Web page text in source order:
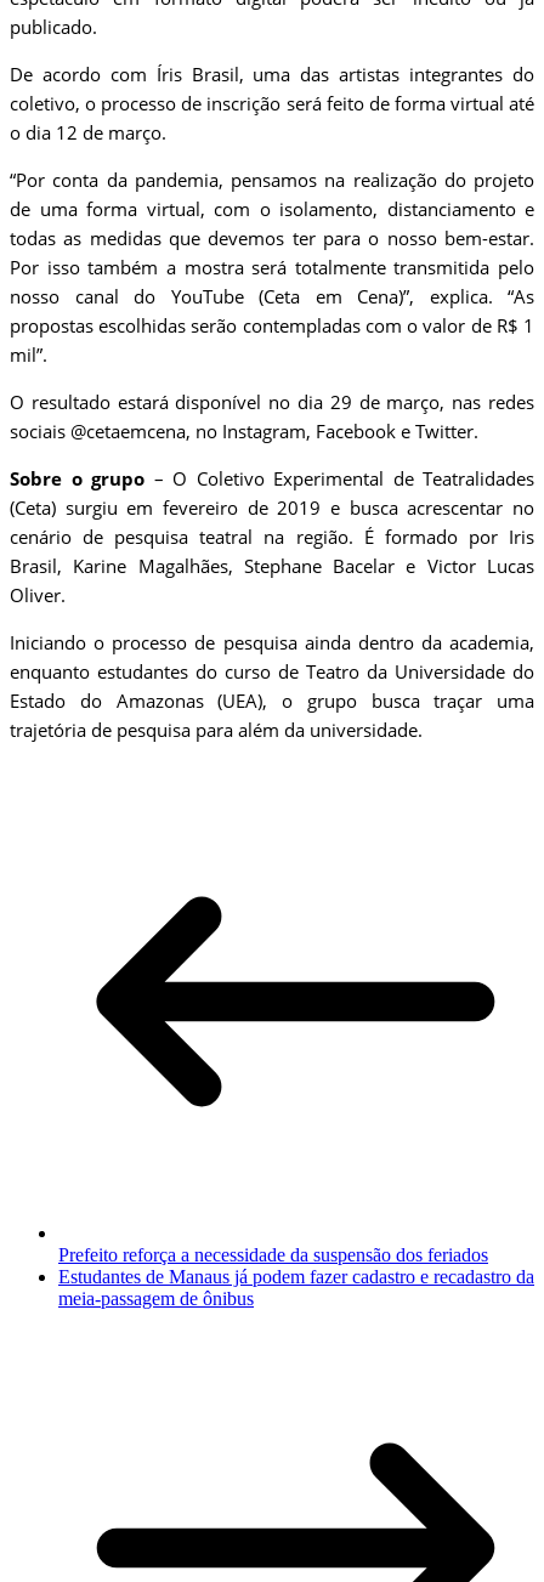
publicado.
De acordo com Íris Brasil, uma das artistas integrantes do
coletivo, o processo de inscrição será feito de forma virtual até
o dia 12 de março.
“Por conta da pandemia, pensamos na realização do projeto
de uma forma virtual, com o isolamento, distanciamento e
todas as medidas que devemos ter para o nosso bem-estar.
Por isso também a mostra será totalmente transmitida pelo
nosso canal do YouTube (Ceta em Cena)”, explica. “As
propostas escolhidas serão contempladas com o valor de R$ 1
mil”.
O resultado estará disponível no dia 29 de março, nas redes
sociais @cetaemcena, no Instagram, Facebook e Twitter.
Sobre o grupo – O Coletivo Experimental de Teatralidades
(Ceta) surgiu em fevereiro de 2019 e busca acrescentar no
cenário de pesquisa teatral na região. É formado por Iris
Brasil, Karine Magalhães, Stephane Bacelar e Victor Lucas
Oliver.
Iniciando o processo de pesquisa ainda dentro da academia,
enquanto estudantes do curso de Teatro da Universidade do
Estado do Amazonas (UEA), o grupo busca traçar uma
trajetória de pesquisa para além da universidade.
Prefeito reforça a necessidade da suspensão dos feriados
Estudantes de Manaus já podem fazer cadastro e recadastro da
meia-passagem de ônibus